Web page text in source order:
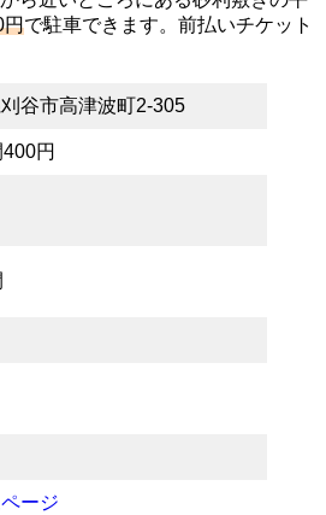
円で駐車できます。前払いチケット
谷市高津波町2-305
円
ージ